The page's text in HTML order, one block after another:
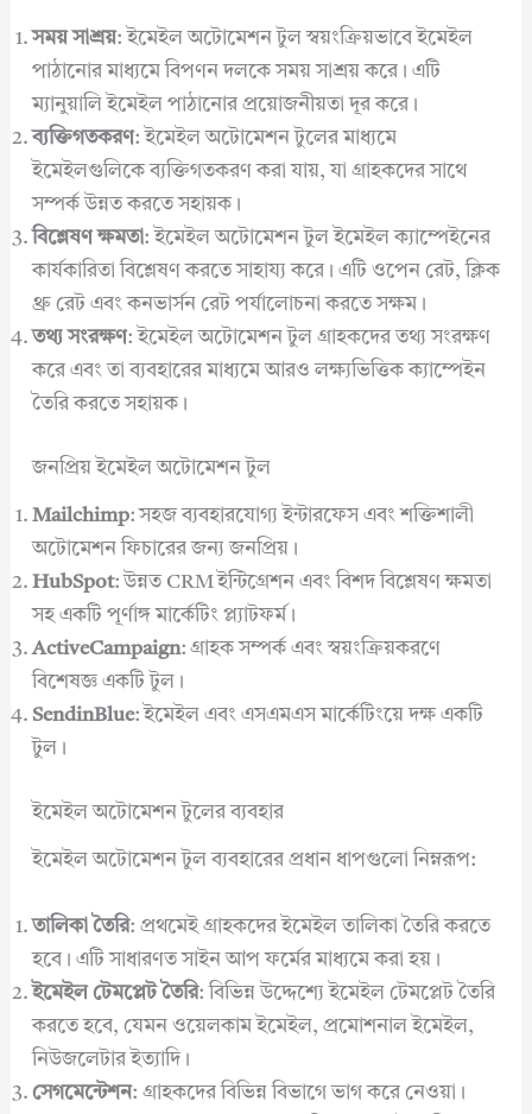
সময় সাশ্রয়: ইমেইল অটোমেশন টুল স্বয়ংক্রিয়ভাবে ইমেইল
পাঠানোর মাধ্যমে বিপণন দলকে সময় সাশ্রয় করে। এটি
ম্যানুয়ালি ইমেইল পাঠানোর প্রয়োজনীয়তা দূর করে।
ব্যক্তিগতকরণ: ইমেইল অটোমেশন টুলের মাধ্যমে
ইমেইলগুলিকে ব্যক্তিগতকরণ করা যায়, যা গ্রাহকদের সাথে
সম্পর্ক উন্নত করতে সহায়ক।
বিশ্লেষণ ক্ষমতা: ইমেইল অটোমেশন টুল ইমেইল ক্যাম্পেইনের
কার্যকারিতা বিশ্লেষণ করতে সাহায্য করে। এটি ওপেন রেট, ক্লিক
থ্রু রেট এবং কনভার্সন রেট পর্যালোচনা করতে সক্ষম।
তথ্য সংরক্ষণ: ইমেইল অটোমেশন টুল গ্রাহকদের তথ্য সংরক্ষণ
করে এবং তা ব্যবহারের মাধ্যমে আরও লক্ষ্যভিত্তিক ক্যাম্পেইন
তৈরি করতে সহায়ক।
জনপ্রিয় ইমেইল অটোমেশন টুল
Mailchimp: সহজ ব্যবহারযোগ্য ইন্টারফেস এবং শক্তিশালী
অটোমেশন ফিচারের জন্য জনপ্রিয়।
HubSpot: উন্নত CRM ইন্টিগ্রেশন এবং বিশদ বিশ্লেষণ ক্ষমতা
সহ একটি পূর্ণাঙ্গ মার্কেটিং প্ল্যাটফর্ম।
ActiveCampaign: গ্রাহক সম্পর্ক এবং স্বয়ংক্রিয়করণে
বিশেষজ্ঞ একটি টুল।
SendinBlue: ইমেইল এবং এসএমএস মার্কেটিংয়ে দক্ষ একটি
টুল।
ইমেইল অটোমেশন টুলের ব্যবহার
ইমেইল অটোমেশন টুল ব্যবহারের প্রধান ধাপগুলো নিম্নরূপ:
তালিকা তৈরি: প্রথমেই গ্রাহকদের ইমেইল তালিকা তৈরি করতে
হবে। এটি সাধারণত সাইন আপ ফর্মের মাধ্যমে করা হয়।
ইমেইল টেমপ্লেট তৈরি: বিভিন্ন উদ্দেশ্যে ইমেইল টেমপ্লেট তৈরি
করতে হবে, যেমন ওয়েলকাম ইমেইল, প্রমোশনাল ইমেইল,
নিউজলেটার ইত্যাদি।
সেগমেন্টেশন: গ্রাহকদের বিভিন্ন বিভাগে ভাগ করে নেওয়া।